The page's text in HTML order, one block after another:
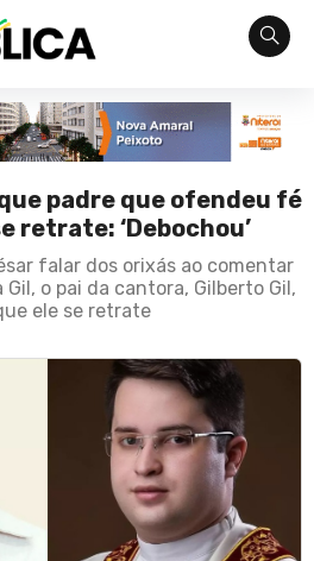
padre que ofendeu fé
retrate: ‘Debochou’
falar dos orixás ao comentar
o pai da cantora, Gilberto Gil,
ele se retrate